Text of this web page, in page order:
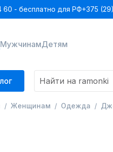
60 - бесплатно для РФ+375
МужчинамДетям
Женщинам Одежда